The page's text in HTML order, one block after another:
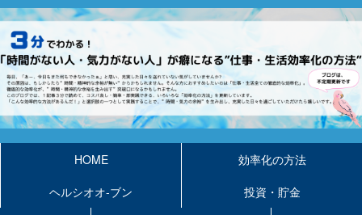
HOME
効率化の方法
ヘルシオオ-ブン
投資・貯金